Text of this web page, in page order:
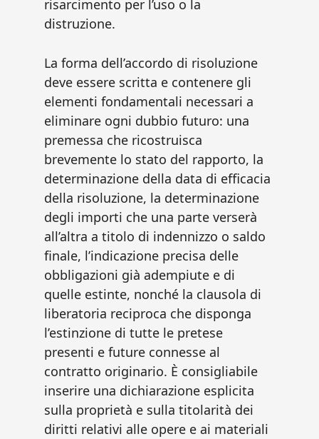
risarcimento per l’uso o la
distruzione.
La forma dell’accordo di risoluzione
deve essere scritta e contenere gli
elementi fondamentali necessari a
eliminare ogni dubbio futuro: una
premessa che ricostruisca
brevemente lo stato del rapporto, la
determinazione della data di efficacia
della risoluzione, la determinazione
degli importi che una parte verserà
all’altra a titolo di indennizzo o saldo
finale, l’indicazione precisa delle
obbligazioni già adempiute e di
quelle estinte, nonché la clausola di
liberatoria reciproca che disponga
l’estinzione di tutte le pretese
presenti e future connesse al
contratto originario. È consigliabile
inserire una dichiarazione esplicita
sulla proprietà e sulla titolarità dei
diritti relativi alle opere e ai materiali